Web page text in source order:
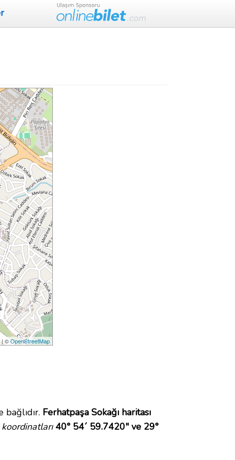
| ©OpenStreetMap
Ferhatpaşa Sokağı haritası
40° 54´ 59.7420" ve 29°